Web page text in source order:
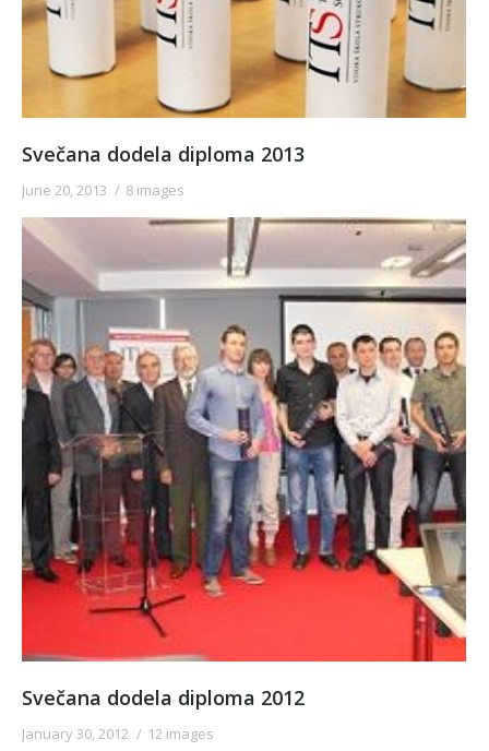
Svečana dodela diploma 2013
June 20, 2013 8 images
Svečana dodela diploma 2012
January 30, 2012 12 images